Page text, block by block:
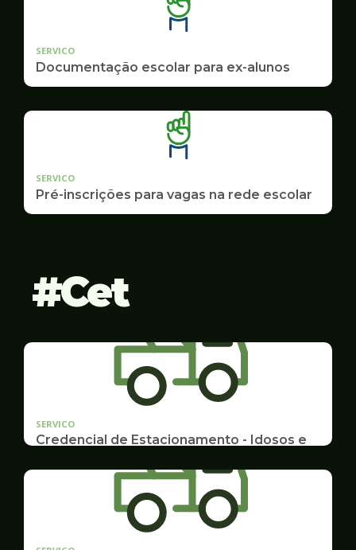
SERVICO
Documentação escolar para ex-alunos
SERVICO
Pré-inscrições para vagas na rede escolar
Cet
SERVICO
Credencial de Estacionamento - Idosos e
Cadastramento e Renovação